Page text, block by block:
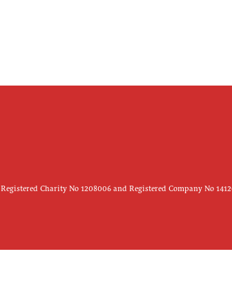
Registered Charity No 1208006 and Registered Company No